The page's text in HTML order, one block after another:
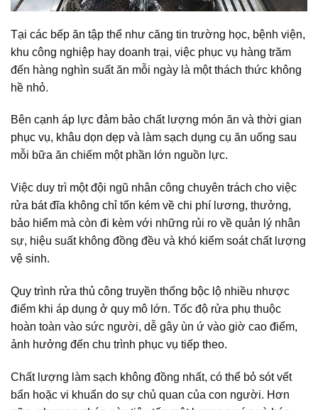
Tại các bếp ăn tập thể như căng tin trường học, bệnh viện,
khu công nghiệp hay doanh trại, việc phục vụ hàng trăm
đến hàng nghìn suất ăn mỗi ngày là một thách thức không
hề nhỏ.
Bên cạnh áp lực đảm bảo chất lượng món ăn và thời gian
phục vụ, khâu dọn dẹp và làm sạch dụng cụ ăn uống sau
mỗi bữa ăn chiếm một phần lớn nguồn lực.
Việc duy trì một đội ngũ nhân công chuyên trách cho việc
rửa bát đĩa không chỉ tốn kém về chi phí lương, thưởng,
bảo hiểm mà còn đi kèm với những rủi ro về quản lý nhân
sự, hiệu suất không đồng đều và khó kiểm soát chất lượng
vệ sinh.
Quy trình rửa thủ công truyền thống bộc lộ nhiều nhược
điểm khi áp dụng ở quy mô lớn. Tốc độ rửa phụ thuộc
hoàn toàn vào sức người, dễ gây ùn ứ vào giờ cao điểm,
ảnh hưởng đến chu trình phục vụ tiếp theo.
Chất lượng làm sạch không đồng nhất, có thể bỏ sót vết
bẩn hoặc vi khuẩn do sự chủ quan của con người. Hơn